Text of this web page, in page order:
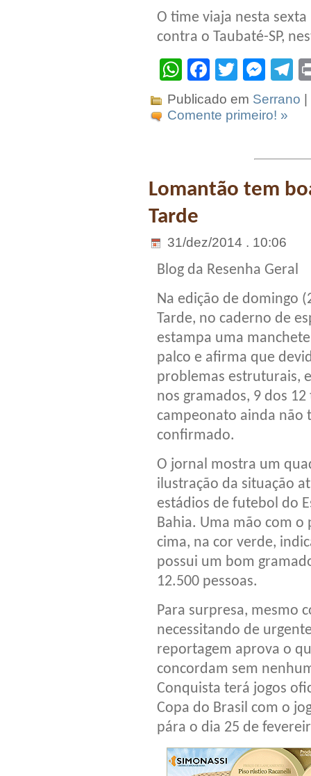
O time viaja nesta
contra o Taubaté-SP,
WhatsApp
Facebook
Twitter
Publicado em Serrano
Comente primeiro! »
Lomantão tem
Tarde
31/dez/2014 . 10:06
Blog da Resenha Geral
Na edição de domingo
Tarde, no caderno de
estampa uma
palco e afirma que
problemas estruturais,
nos gramados, 9 dos
campeonato ainda não
confirmado.
O jornal mostra um
ilustração da situação
estádios de futebol do
Bahia. Uma mão com o
cima, na cor verde,
possui um bom
12.500 pessoas.
Para surpresa, mesmo
necessitando de
reportagem aprova o
concordam sem
Conquista terá jogos
Copa do Brasil com o
pára o dia 25 de